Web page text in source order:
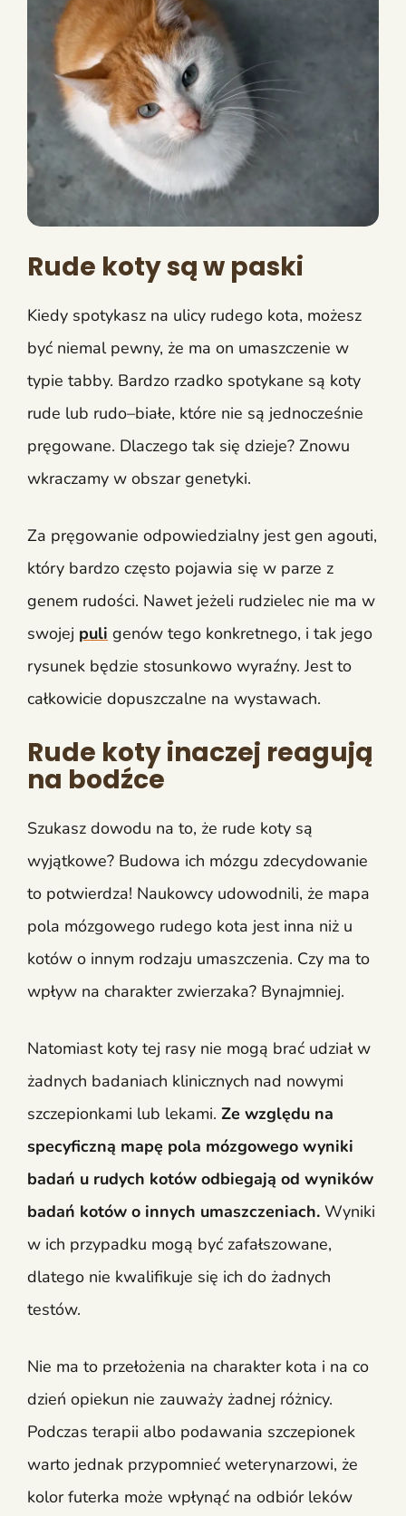
Rude koty są w paski
Kiedy spotykasz na ulicy rudego kota, możesz
być niemal pewny, że ma on umaszczenie w
typie tabby. Bardzo rzadko spotykane są koty
rude lub rudo–białe, które nie są jednocześnie
pręgowane. Dlaczego tak się dzieje? Znowu
wkraczamy w obszar genetyki.
Za pręgowanie odpowiedzialny jest gen agouti,
który bardzo często pojawia się w parze z
genem rudości. Nawet jeżeli rudzielec nie ma w
swojej puli genów tego konkretnego, i tak jego
rysunek będzie stosunkowo wyraźny. Jest to
całkowicie dopuszczalne na wystawach.
Rude koty inaczej reagują
na bodźce
Szukasz dowodu na to, że rude koty są
wyjątkowe? Budowa ich mózgu zdecydowanie
to potwierdza! Naukowcy udowodnili, że mapa
pola mózgowego rudego kota jest inna niż u
kotów o innym rodzaju umaszczenia. Czy ma to
wpływ na charakter zwierzaka? Bynajmniej.
Natomiast koty tej rasy nie mogą brać udział w
żadnych badaniach klinicznych nad nowymi
szczepionkami lub lekami. Ze względu na
specyficzną mapę pola mózgowego wyniki
badań u rudych kotów odbiegają od wyników
badań kotów o innych umaszczeniach. Wyniki
w ich przypadku mogą być zafałszowane,
dlatego nie kwalifikuje się ich do żadnych
testów.
Nie ma to przełożenia na charakter kota i na co
dzień opiekun nie zauważy żadnej różnicy.
Podczas terapii albo podawania szczepionek
warto jednak przypomnieć weterynarzowi, że
kolor futerka może wpłynąć na odbiór leków